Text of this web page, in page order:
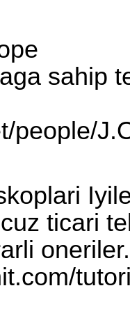
sahip
people/
ticari
oneriler.